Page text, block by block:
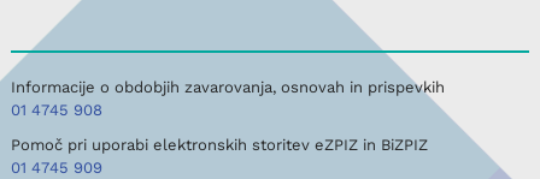
Informacije o obdobjih zavarovanja, osnovah in prispevkih
01 4745 908
Pomoč pri uporabi elektronskih storitev eZPIZ in BiZPIZ
01 4745 909